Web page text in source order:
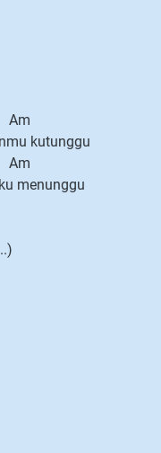
kutunggu
menunggu